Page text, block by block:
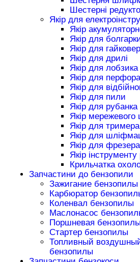
Шестерні
Якір для
Якір
Якір для
Якір для
Якір для дрилі
Якір для лобзика
Якір для
Якір для
Якір для пили
Якір для рубанка
Якір мережевого
Якір для тримера
Якір для
Якір для фрезера
Якір інструменту
Крильчатка
Запчастини до бензопили
Зажигание бензопилы
Карбюратор
Коленвал бензопилы
Маслонасос
Поршневая бензопилы
Стартер бензопилы
Топливный
бензопилы